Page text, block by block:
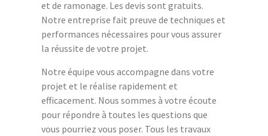
et de ramonage. Les devis sont gratuits.
Notre entreprise fait preuve de techniques et
performances nécessaires pour vous assurer
la réussite de votre projet.
Notre équipe vous accompagne dans votre
projet et le réalise rapidement et
efficacement. Nous sommes à votre écoute
pour répondre à toutes les questions que
vous pourriez vous poser. Tous les travaux